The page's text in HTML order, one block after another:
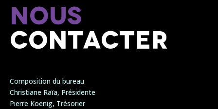
Nous
contacter
Composition du bureau
Christiane Raïa, Présidente
Pierre Koenig, Trésorier